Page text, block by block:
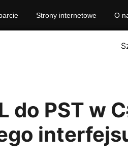
Strony internetowe O
do PST w